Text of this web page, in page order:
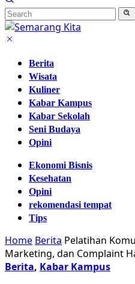
Berita
Wisata
Kuliner
Kabar Kampus
Kabar Sekolah
Seni Budaya
Opini
Ekonomi Bisnis
Kesehatan
Opini
rekomendasi tempat
Tips
Home Berita Pelatihan
Marketing, dan Complaint
Berita, Kabar Kampus